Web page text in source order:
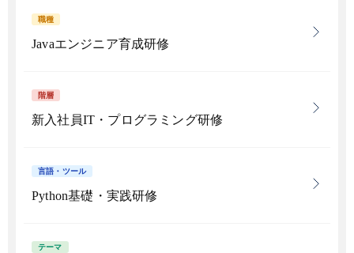
職種
Javaエンジニア育成研修
階層
新入社員IT・プログラミング研修
言語・ツール
Python基礎・実践研修
テーマ